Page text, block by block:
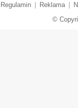
Regulamin Reklama
©